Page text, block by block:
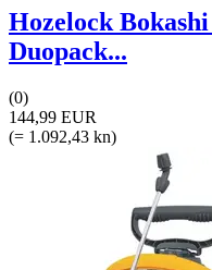
Hozelock
Duopack...
(0)
144,99 EUR
(= 1.092,43 kn)